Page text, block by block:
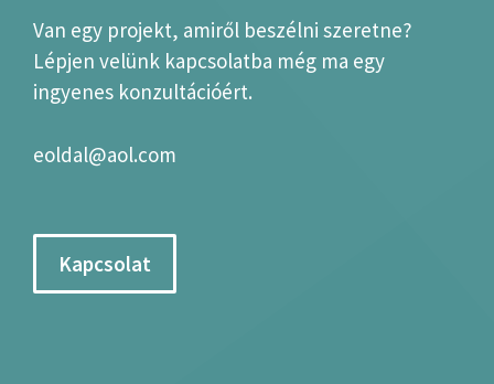
Van egy projekt, amiről beszélni szeretne?
Lépjen velünk kapcsolatba még ma egy
ingyenes konzultációért.
eoldal@aol.com
Kapcsolat